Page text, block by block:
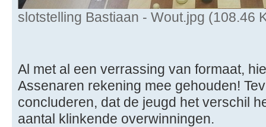
slotstelling Bastiaan - Wout.jpg (108.46
Al met al een verrassing van formaat,
Assenaren rekening mee gehouden!
concluderen, dat de jeugd het verschil
aantal klinkende overwinningen.